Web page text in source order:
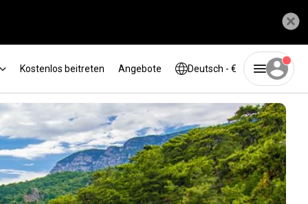
Kostenlos beitreten Angebote Deutsch - €